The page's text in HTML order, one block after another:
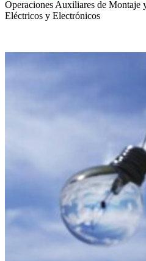
Operaciones Auxiliares de Montaje
Eléctricos y Electrónicos